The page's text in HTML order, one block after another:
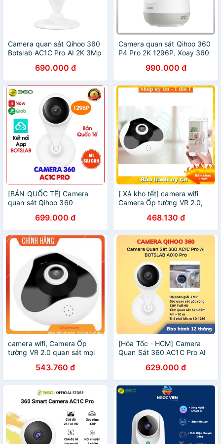
Camera quan sát Qihoo 360
Botslab AC1C Pro AI 2K 3Mp
Bảo hành 12 tháng
690.000 đ
Camera quan sát Qihoo 360
P4 Pro 2K 1296P, Xoay 360
Botslab) - Bảo hành chính
hãng
990.000 đ
[BẢN QUỐC TẾ] Camera
quan sát Qihoo 360
hoặc AC1C (2020) Full HD
1080P
699.000 đ
[ Xả kho tết] camera wifi
Camera Ốp tường VR 2.0,
hãng - Bảo hành 1 đổi 1
468.130 đ
camera wifi, Camera Ốp
tường VR 2.0 quan sát mọi
543.760 đ
[Hỏa Tốc - HCM] Camera
Quan Sát 360 AC1C Pro AI
[2021] / AC1C | Chính Hãng |
BH 12T | LSB Store
629.000 đ